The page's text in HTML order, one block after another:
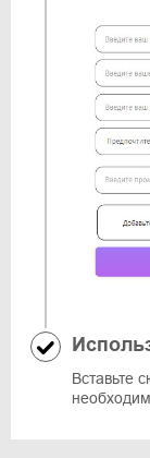
Вставьте